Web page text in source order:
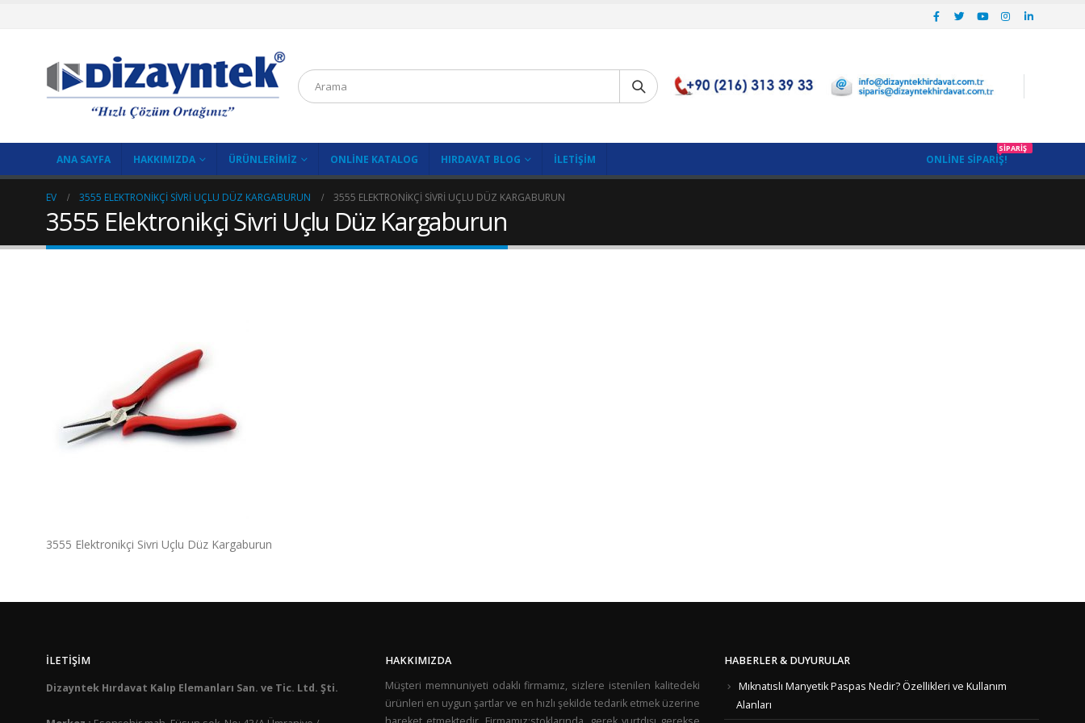
ANA SAYFA HAKKIMIZDA ÜRÜNLERIMIZ ONLINE KATALOG HIRDAVAT BLOG İLETIŞIM ONLINE SIPARIŞ!
SIPARIŞ
EV 3555 ELEKTRONIKÇI SIVRI UÇLU DÜZ KARGABURUN 3555 ELEKTRONIKÇI SIVRI UÇLU DÜZ KARGABURUN
3555 Elektronikçi Sivri Uçlu Düz Kargaburun
3555 Elektronikçi Sivri Uçlu Düz Kargaburun
İLETIŞIM
Dizayntek Hırdavat Kalıp Elemanları San. ve Tic. Ltd. Şti.
HAKKIMIZDA
Müşteri memnuniyeti odaklı firmamız, sizlere istenilen kalitedeki
ürünleri en uygun şartlar ve en hızlı şekilde tedarik etmek üzerine
HABERLER & DUYURULAR
Mıknatıslı Manyetik Paspas Nedir? Özellikleri ve Kullanım
Alanları